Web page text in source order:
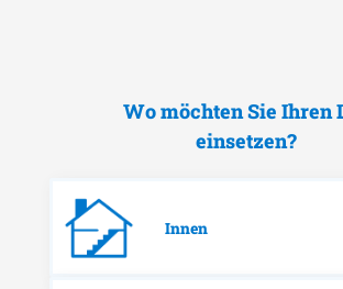
Wo möchten Sie Ihren
einsetzen?
Innen